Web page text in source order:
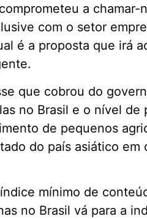
a chamar-
com o setor
é a proposta que irá
que cobrou do
no Brasil e o nível de
de pequenos
do país asiático em
mínimo de
no Brasil vá para a